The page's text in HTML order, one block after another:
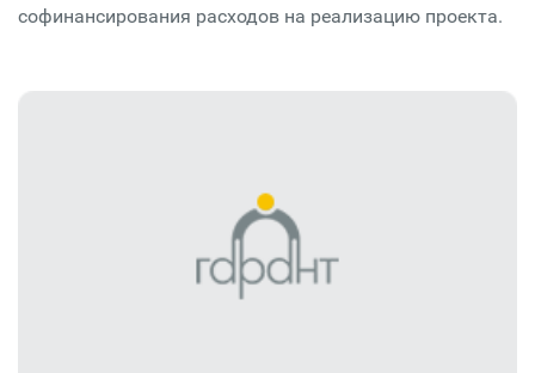
софинансирования расходов на реализацию проекта.